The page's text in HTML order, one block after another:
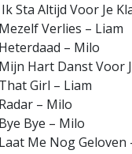
Ik Sta Altijd Voor Je
Mezelf Verlies – Liam
Heterdaad – Milo
Mijn Hart Danst Voor
That Girl – Liam
Radar – Milo
Bye Bye – Milo
Laat Me Nog